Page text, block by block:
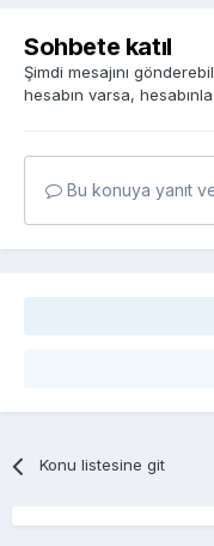
Sohbete katıl
Şimdi mesajını
hesabın varsa,
Bu konuya yanıt
Konu listesine git